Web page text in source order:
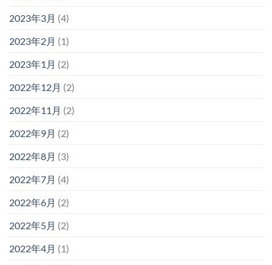
2023年3月 (4)
2023年2月 (1)
2023年1月 (2)
2022年12月 (2)
2022年11月 (2)
2022年9月 (2)
2022年8月 (3)
2022年7月 (4)
2022年6月 (2)
2022年5月 (2)
2022年4月 (1)